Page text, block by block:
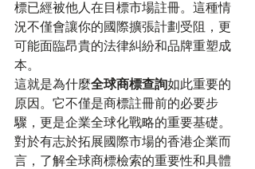
標已經被他人在目標市場註冊。這種情
況不僅會讓你的國際擴張計劃受阻，更
可能面臨昂貴的法律糾紛和品牌重塑成
本。
這就是為什麼全球商標查詢如此重要的
原因。它不僅是商標註冊前的必要步
驟，更是企業全球化戰略的重要基礎。
對於有志於拓展國際市場的香港企業而
言，了解全球商標檢索的重要性和具體